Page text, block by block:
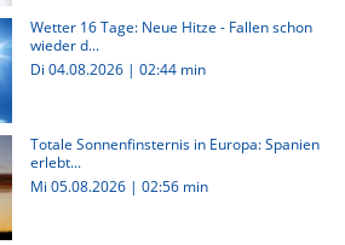
Wetter 16 Tage: Neue Hitze - Fallen schon
wieder d...
Di 04.08.2026 | 02:44 min
Totale Sonnenfinsternis in Europa: Spanien
erlebt...
Mi 05.08.2026 | 02:56 min